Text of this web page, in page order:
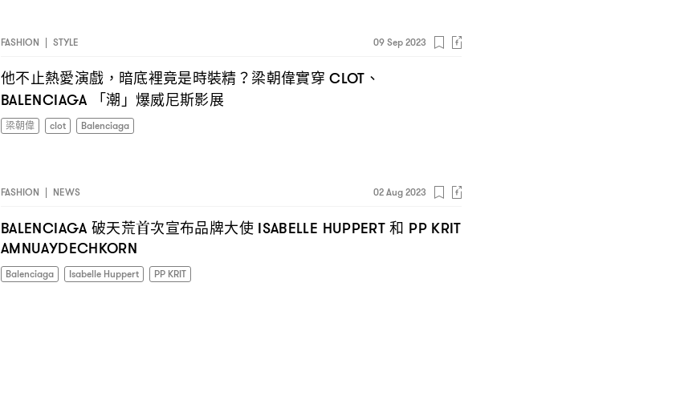
FASHION STYLE 09 Sep 2023
他不止熱愛演戲 ， 暗底裡竟是時裝精？梁朝偉實穿 CLOT 、
BALENCIAGA 「潮」爆威尼斯影展
梁朝偉 clot Balenciaga
FASHION | NEWS 02 Aug 2023
BALENCIAGA 破天荒首次宣布品牌大使ISABELLE HUPPERT和 PP KRIT
AMNUAYDECHKORN
Balenciaga Isabelle Huppert PP KRIT